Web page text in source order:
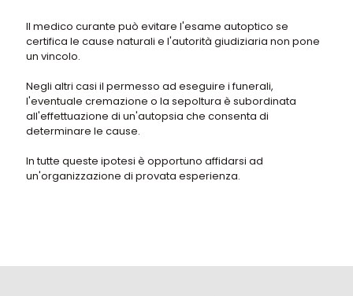
Il medico curante può evitare l'esame autoptico se
certifica le cause naturali e l'autorità giudiziaria non pone
un vincolo.
Negli altri casi il permesso ad eseguire i funerali,
l'eventuale cremazione o la sepoltura è subordinata
all'effettuazione di un'autopsia che consenta di
determinare le cause.
In tutte queste ipotesi è opportuno affidarsi ad
un'organizzazione di provata esperienza.